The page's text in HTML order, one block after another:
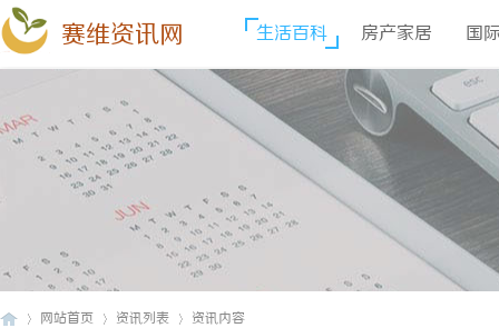
赛维资讯网 生活百科 房产家居 国
网站首页 资讯列表 资讯内容